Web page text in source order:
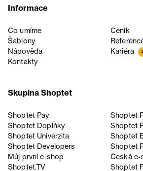
Informace
Co umíme
Ceník
Šablony
Nápověda
Kariéra
Kontakty
Skupina Shoptet
Shoptet Pay
Shoptet
Shoptet Doplňky
Shoptet
Shoptet Univerzita
Shoptet
Shoptet Developers
Shoptet
Můj první e-shop
Česká
Shoptet.TV
Shoptet